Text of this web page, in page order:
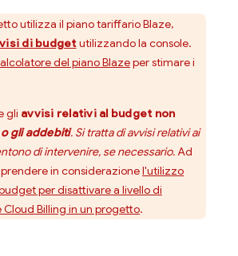
utilizza il piano tariffario Blaze,
di budgetutilizzando la console.
del piano Blazeper stimare i
gli avvisi relativi al budget non
gli addebiti. Si tratta diavvisirelativi ai
di intervenire, se necessario.Ad
in considerazionel'utilizzo
per disattivare a livello di
Cloud Billing in un progetto.